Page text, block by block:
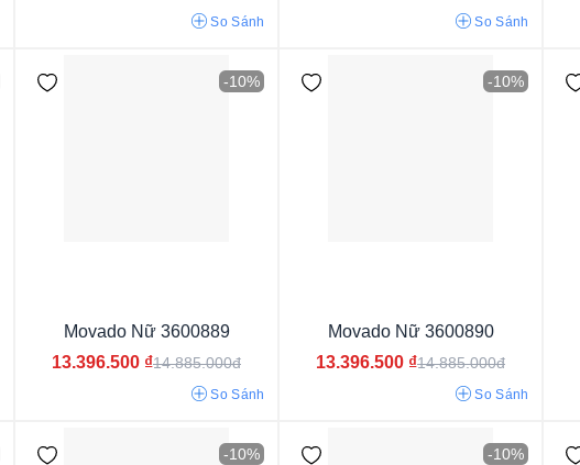
30atm
Dây Thép Mạ Vàng PVD Dây Thép Không Gỉ
So Sánh So Sánh
-10%
Movado Nữ 3600889
13.396.500 ₫14.885.000đ
So Sánh
-10%
Movado Nữ 3600890
13.396.500 ₫14.885.000đ
So Sánh
-10% -10%